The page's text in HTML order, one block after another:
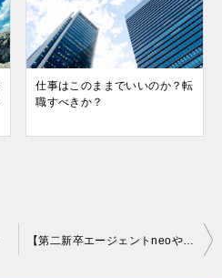
仕事はこのままでいいのか？転
職すべきか？